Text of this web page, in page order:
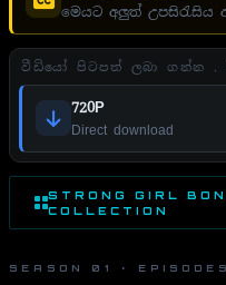
මෙයට අලුත්
වීඩියෝ පිටපත් ලබා ගන්න .
720P
Direct download
STRONG GIRL
COLLECTION
SEASON 01 · EPISODES